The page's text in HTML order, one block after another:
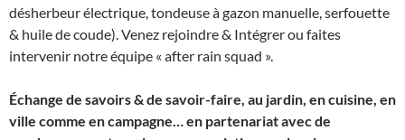
désherbeur électrique, tondeuse à gazon manuelle, serfouette
& huile de coude). Venez rejoindre & Intégrer ou faites
intervenir notre équipe « after rain squad ».
Échange de savoirs & de savoir-faire, au jardin, en cuisine, en
ville comme en campagne… en partenariat avec de